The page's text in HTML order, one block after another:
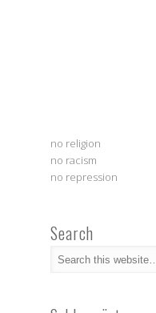
no religion
no racism
no repression
Search